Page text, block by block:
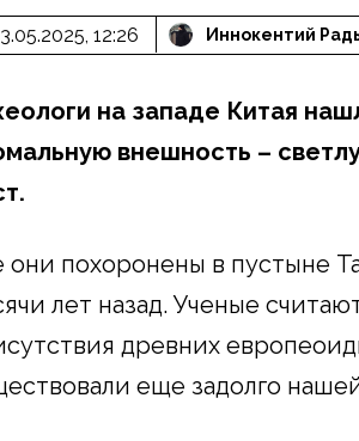
12:26 Иннокентий
на западе Китая
внешность –
они похоронены в пустыне
лет назад. Ученые
древних
еще задолго